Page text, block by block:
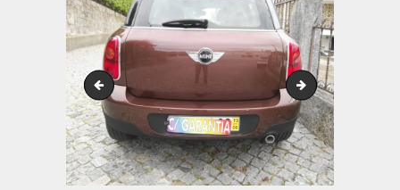
mde hdr